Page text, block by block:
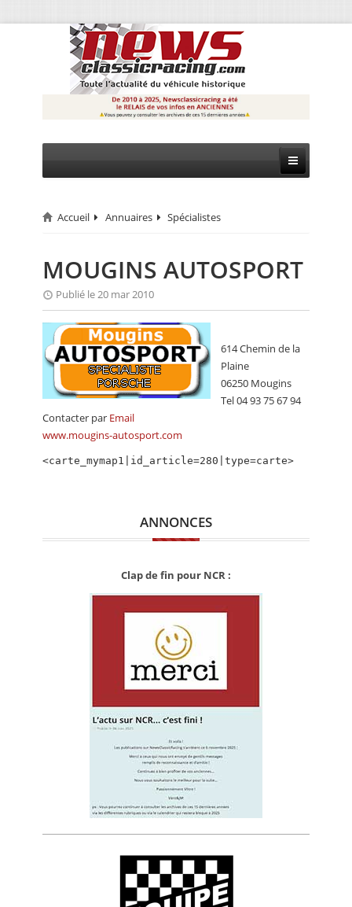
CIRCUIT
RALLYE
MONTAGNE
EVÈNEMENTS
CALENDRIER
FOCUS
VIDEO
ANNUAIRES
Accueil Annuaires Spécialistes
MOUGINS AUTOSPORT
Publié le 20 mar 2010
614 Chemin de la
Plaine
06250 Mougins
Tel 04 93 75 67 94
Contacter par Email
www.mougins-autosport.com
<carte_mymap1|id_article=280|type=carte>
ANNONCES
Clap de fin pour NCR :